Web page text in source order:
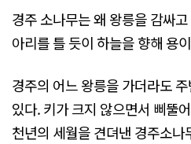
경주 소나무는 왜 왕릉을 감싸
아리를 틀 듯이 하늘을 향해 용
경주의 어느 왕릉을 가더라도
있다. 키가 크지 않으면서 삐뚤
천년의 세월을 견뎌낸 경주소